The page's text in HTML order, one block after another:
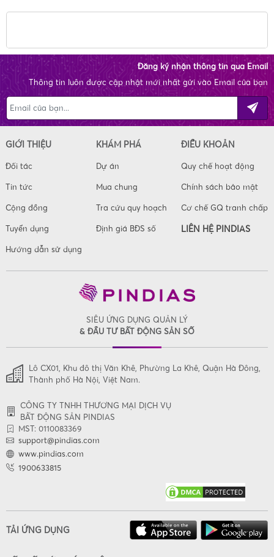
Đăng ký nhận thông tin qua Email
Thông tin luôn được cập nhật mới nhất gửi vào Email của bạn
GIỚI THIỆU
Đối tác
Tin tức
Cộng đồng
Tuyển dụng
Hướng dẫn sử dụng
KHÁM PHÁ
Dự án
Mua chung
Tra cứu quy hoạch
Định giá BĐS số
ĐIỀU KHOẢN
Quy chế hoạt động
Chính sách bảo mật
Cơ chế GQ tranh chấp
LIÊN HỆ PINDIAS
SIÊU ỨNG DỤNG QUẢN LÝ
& ĐẦU TƯ BẤT ĐỘNG SẢN SỐ
Lô CX01, Khu đô thị Văn Khê, Phường La Khê, Quận Hà Đông,
Thành phố Hà Nội, Việt Nam.
CÔNG TY TNHH THƯƠNG MẠI DỊCH VỤ
BẤT ĐỘNG SẢN PINDIAS
MST: 0110083369
support@pindias.com
www.pindias.com
1900633815
TẢI ỨNG DỤNG